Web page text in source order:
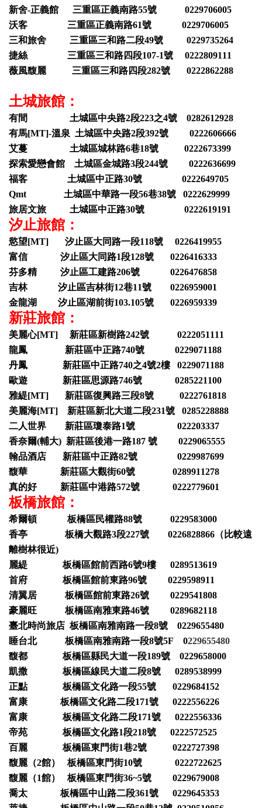
新舍-正義館 三重區正義南路55號 0229706005
沃客 三重區正義南路61號 0229706005
三和旅舍 三重區三和路二段49號 0229735264
捷絲 三重區三和路四段107-1號 0222809111
薇風馥麗 三重區三和路四段282號 0222862288
土城旅館：
有間 土城區中央路2段223之4號 0282612928
有馬[MT]-溫泉 土城區中央路2段392號 0222606666
艾蔓 土城區城林路6巷18號 0222673399
探索愛戀會館 土城區金城路3段244號 0222636699
福客 土城區中正路30號 0222649705
Qmt 土城區中華路一段56巷38號 0222629999
旅居文旅 土城區中正路30號 0222619191
汐止旅館：
慾望[MT] 汐止區大同路一段118號 0226419955
富信 汐止區大同路1段128號 0226416333
芬多精 汐止區工建路206號 0226476858
吉林 汐止區吉林街12巷11號 0226959001
金龍湖 汐止區湖前街103.105號 0226959339
新莊旅館：
美麗心[MT] 新莊區新樹路242號 0222051111
龍鳳 新莊區中正路740號 0229071188
丹鳳 新莊區中正路740之4號2樓 0229071188
歐遊 新莊區思源路746號 0285221100
雅緹[MT] 新莊區復興路三段8號 0222761818
美麗海[MT] 新莊區新北大道二段231號 0285228888
二人世界 新莊區瓊泰路1號 022203337
香奈爾(輔大) 新莊區後港一路187 號 0229065555
翰品酒店 新莊區中正路82號 0229987699
馥華 新莊區大觀街60號 0289911278
真的好 新莊區中港路572號 0222779601
板橋旅館：
希爾頓 板橋區民權路88號 0229583000
香亭 板橋大觀路3段227號 0226828866（比較遠
離樹林很近)
麗緹 板橋區館前西路6號9樓 0289513619
首府 板橋區館前東路96號 0229598911
清翼居 板橋區館前東路26號 0229541808
豪麗旺 板橋區南雅東路46號 0289682118
臺北時尚旅店 板橋區南雅南路一段8號 0229655480
睡台北 板橋區南雅南路一段8號5F 0229655480
馥都 板橋區縣民大道一段189號 0229658000
凱撒 板橋區線民大道二段8號 0289538999
正點 板橋區文化路一段55號 0229684152
富康 板橋區文化路二段171號 0222556226
富康 板橋區文化路二段171號 0222556336
帝苑 板橋區文化路1段218號 0222572525
百麗 板橋區東門街1巷2號 0222727398
馥麗（2館） 板橋區東門街10號 0222722625
馥麗（1館） 板橋區東門街36~5號 0229679008
喬太 板橋區中山路二段361號 0229645353